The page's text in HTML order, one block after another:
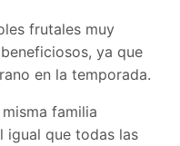
frutales muy
ya que
en la temporada.
familia
igual que todas las